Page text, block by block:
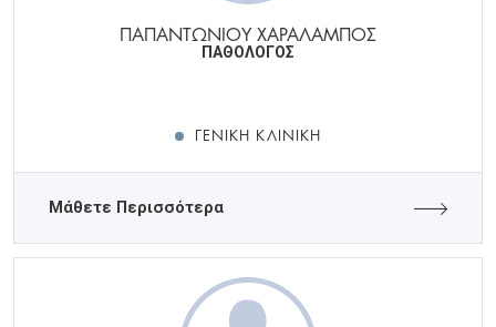
ΠΑΠΑΝΤΩΝΙΟΥ ΧΑΡΑΛΑΜΠΟΣ
ΠΑΘΟΛΟΓΟΣ
ΓΕΝΙΚΉ ΚΛΙΝΙΚΉ
Μάθετε Περισσότερα